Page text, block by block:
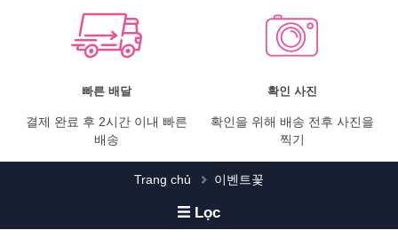
빠른 배달
결제 완료 후 2시간 이내 빠른
배송
확인 사진
확인을 위해 배송 전후 사진을
찍기
Trang chủ 이벤트꽃
Lọc